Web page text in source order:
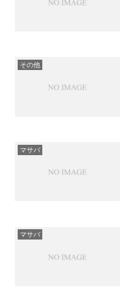
その他
マサバ
マサバ